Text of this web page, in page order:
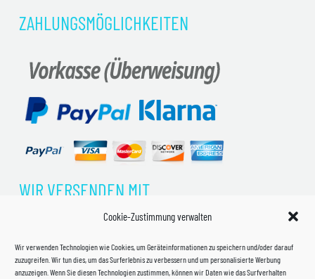
Cookie-Zustimmung verwalten
Wir verwenden Technologien wie Cookies, um Geräteinformationen zu speichern und/oder darauf
zuzugreifen. Wir tun dies, um das Surferlebnis zu verbessern und um personalisierte Werbung
anzuzeigen. Wenn Sie diesen Technologien zustimmen, können wir Daten wie das Surfverhalten
ZAHLUNGSMÖGLICHKEITEN
WIR VERSENDEN MIT